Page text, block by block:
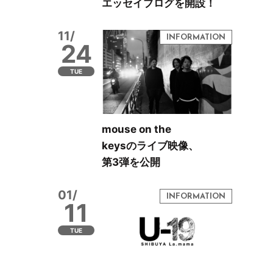
エッセイブログを開設！
11/
24
TUE
mouse on the
keysのライブ映像、
第3弾を公開
01/
11
TUE